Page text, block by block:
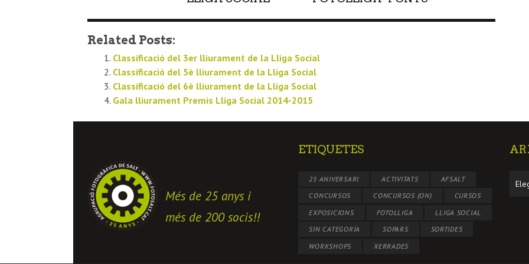
Related Posts:
Classificació del 3er lliurament de la Lliga Social
Classificació del 5è lliurament de la Lliga Social
Classificació del 6è lliurament de la Lliga Social
Gala lliurament Premis Lliga Social 2014-2015
Més de 25 anys i
més de 200 socis!!
ETIQUETES
25 ANIVERSARI ACTIVITATS
AFSALT
CONCURSOS
CONCURSOS (ON)
CURSOS
EXPOSICIONS
FOTOLLIGA
LLIGA SOCIAL
SIN CATEGORÍA
SOPARS
SORTIDES
WORKSHOPS
XERRADES